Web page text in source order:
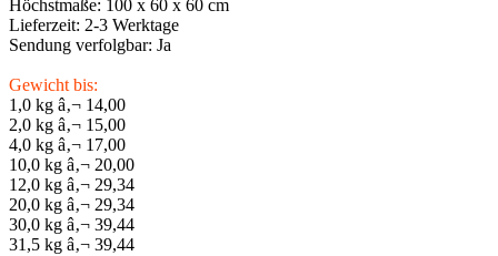
Höchstmaße: 100 x 60 x 60 cm
Lieferzeit: 2-3 Werktage
Sendung verfolgbar: Ja
Gewicht bis:
1,0 kg â‚¬ 14,00
2,0 kg â‚¬ 15,00
4,0 kg â‚¬ 17,00
10,0 kg â‚¬ 20,00
12,0 kg â‚¬ 29,34
20,0 kg â‚¬ 29,34
30,0 kg â‚¬ 39,44
31,5 kg â‚¬ 39,44